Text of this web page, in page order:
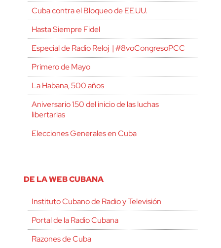
Cuba contra el Bloqueo de EE.UU.
Hasta Siempre Fidel
Especial de Radio Reloj | #8voCongresoPCC
Primero de Mayo
La Habana, 500 años
Aniversario 150 del inicio de las luchas
libertarias
Elecciones Generales en Cuba
DE LA WEB CUBANA
Instituto Cubano de Radio y Televisión
Portal de la Radio Cubana
Razones de Cuba